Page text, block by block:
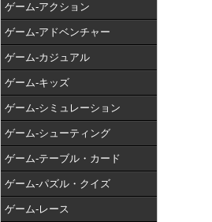
ゲーム-アクション
ゲーム-アドベンチャー
ゲーム-カジュアル
ゲーム-キッズ
ゲーム-シミュレーション
ゲーム-シューティング
ゲーム-テーブル・カード
ゲーム-パズル・クイズ
ゲーム-レース